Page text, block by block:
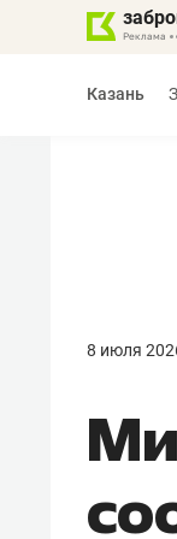
Казань
8 июля